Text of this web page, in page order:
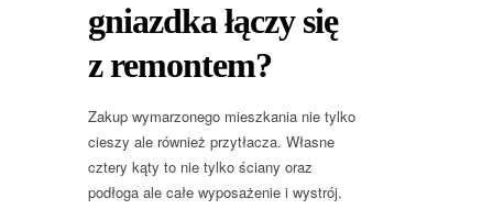
gniazdka łączy się
z remontem?
Zakup wymarzonego mieszkania nie tylko
cieszy ale również przytłacza. Własne
cztery kąty to nie tylko ściany oraz
podłoga ale całe wyposażenie i wystrój.